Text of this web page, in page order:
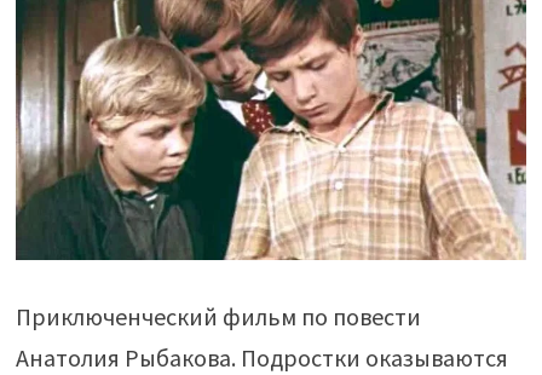
Приключенческий фильм по повести
Анатолия Рыбакова. Подростки оказываются